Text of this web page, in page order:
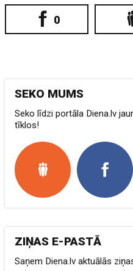
0
SEKO MUMS
Seko līdzi portāla Diena.lv
tīklos!
ZIŅAS E-PASTĀ
Saņem Diena.lv aktuālās